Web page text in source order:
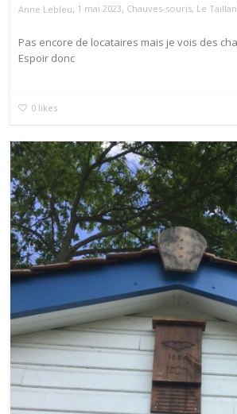
Anne Lebleu, 1 mai 2023, Chauves-souris, Le
Pas encore de locataires mais je vois des
Espoir donc
0 likes